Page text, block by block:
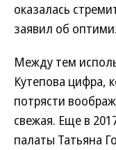
оказалась
заявил об
Между тем
Кутепова цифра,
потрясти
свежая. Еще в
палаты Татьяна